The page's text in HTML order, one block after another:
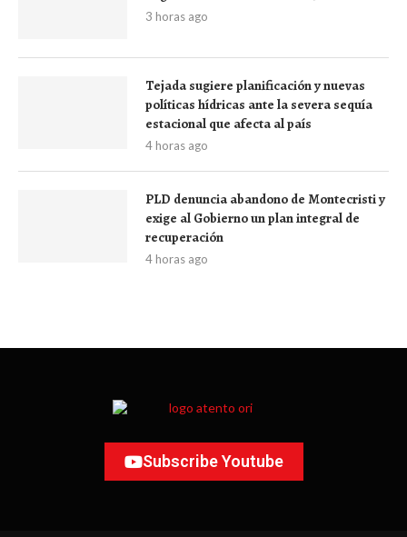
3 horas ago
Tejada sugiere planificación y nuevas
políticas hídricas ante la severa sequía
estacional que afecta al país
4 horas ago
PLD denuncia abandono de Montecristi y
exige al Gobierno un plan integral de
recuperación
4 horas ago
Subscribe Youtube